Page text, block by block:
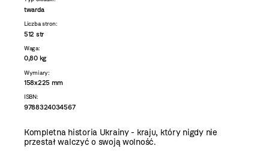
twarda
Liczba stron:
512 str
Waga:
0,80 kg
Wymiary:
158x225 mm
ISBN:
9788324034567
Kompletna historia Ukrainy - kraju, który nigdy nie
przestał walczyć o swoją wolność.